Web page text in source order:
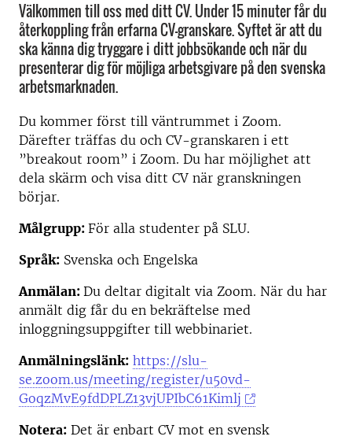
Välkommen till oss med ditt CV. Under 15 minuter får du
återkoppling från erfarna CV-granskare. Syftet är att du
ska känna dig tryggare i ditt jobbsökande och när du
presenterar dig för möjliga arbetsgivare på den svenska
arbetsmarknaden.
Du kommer först till väntrummet i Zoom.
Därefter träffas du och CV-granskaren i ett
”breakout room” i Zoom. Du har möjlighet att
dela skärm och visa ditt CV när granskningen
börjar.
Målgrupp: För alla studenter på SLU.
Språk: Svenska och Engelska
Anmälan: Du deltar digitalt via Zoom. När du har
anmält dig får du en bekräftelse med
inloggningsuppgifter till webbinariet.
Anmälningslänk: https://slu-
se.zoom.us/meeting/register/u50vd-
GoqzMvE9fdDPLZ13vjUPIbC61Kimlj
Notera: Det är enbart CV mot en svensk